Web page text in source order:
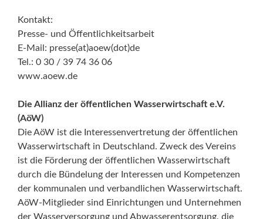
Kontakt:
Presse- und Öffentlichkeitsarbeit
E-Mail: presse(at)aoew(dot)de
Tel.: 0 30 / 39 74 36 06
www.aoew.de
Die Allianz der öffentlichen Wasserwirtschaft e.V.
(AöW)
Die AöW ist die Interessenvertretung der öffentlichen
Wasserwirtschaft in Deutschland. Zweck des Vereins
ist die Förderung der öffentlichen Wasserwirtschaft
durch die Bündelung der Interessen und Kompetenzen
der kommunalen und verbandlichen Wasserwirtschaft.
AöW-Mitglieder sind Einrichtungen und Unternehmen
der Wasserversorgung und Abwasserentsorgung, die